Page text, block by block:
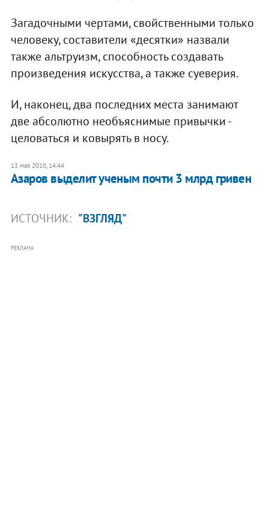
Загадочными чертами, свойственными только
человеку, составители «десятки» назвали
также альтруизм, способность создавать
произведения искусства, а также суеверия.
И, наконец, два последних места занимают
две абсолютно необъяснимые привычки -
целоваться и ковырять в носу.
13 мая 2010, 14:44
Азаров выделит ученым почти 3 млрд гривен
ИСТОЧНИК: "ВЗГЛЯД"
РЕКЛАМА